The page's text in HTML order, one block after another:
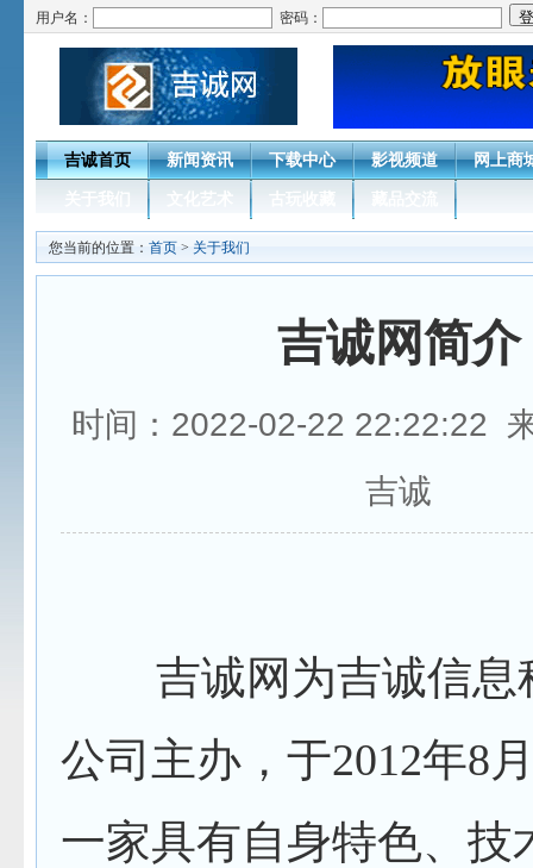
用户名： 密码：
吉诚首页 新闻资讯 下载中心 影视频道 网上商
关于我们 文化艺术 古玩收藏 藏品交流
您当前的位置： 首页 > 关于我们
吉诚网简介
时间：2022-02-22 22:22:22
吉诚
吉诚网为吉诚信息
公司主办，于2012年8
一家具有自身特色、技